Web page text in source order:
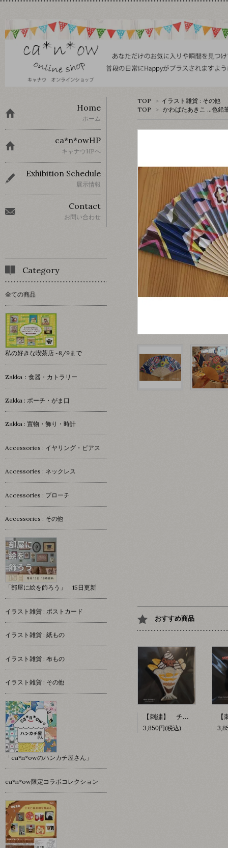
TOP > イラスト雑貨 : その他
TOP
> かわばたあきこ …色鉛
おすすめ商品
【刺繍】 チョコレートパフェ 【ポコルテポコチル】
3,850円(税込)
Home
ホーム
ca*n*owHP
キャナウHPへ
Exhibition Schedule
展示情報
Contact
お問い合わせ
Category
全ての商品
私の好きな喫茶店 ~8/9まで
Zakka：食器・カトラリー
Zakka : ポーチ・がま口
Zakka : 置物・飾り・時計
Accessories : イヤリング・ピアス
Accessories : ネックレス
Accessories : ブローチ
Accessories : その他
「部屋に絵を飾ろう」 15日更新
イラスト雑貨 : ポストカード
イラスト雑貨 : 紙もの
イラスト雑貨 : 布もの
イラスト雑貨 : その他
「ca*n*owのハンカチ屋さん」
ca*n*ow限定コラボコレクション